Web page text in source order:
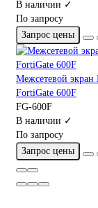
В наличии ✓
По запросу
Запрос цены
Межсетевой экран
FortiGate 600F
FG-600F
В наличии ✓
По запросу
Запрос цены